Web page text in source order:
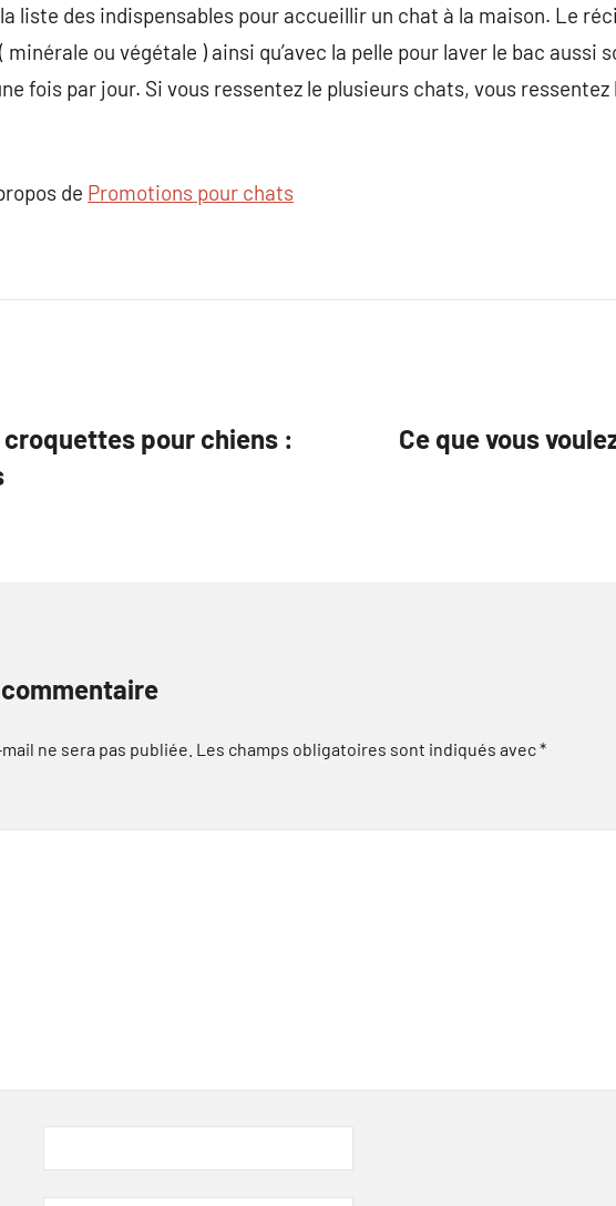
liste des indispensables pour accueillir un chat à la maison. Le
minérale ou végétale ) ainsi qu’avec la pelle pour laver le bac aussi
fois par jour. Si vous ressentez le plusieurs chats, vous ressentez
de Promotions pour chats
pour chiens :
Ce que vous
ne sera pas publiée. Les champs obligatoires sont indiqués avec*